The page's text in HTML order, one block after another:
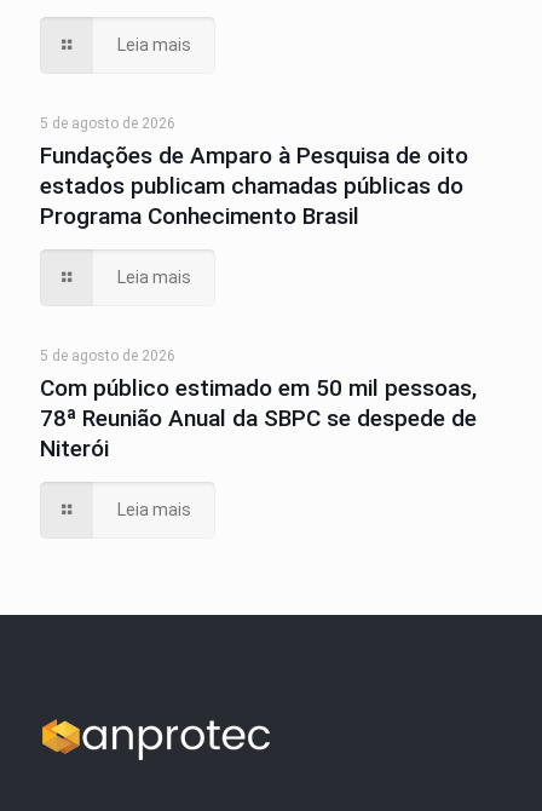
Leia mais
5 de agosto de 2026
Fundações de Amparo à Pesquisa de oito
estados publicam chamadas públicas do
Programa Conhecimento Brasil
Leia mais
5 de agosto de 2026
Com público estimado em 50 mil pessoas,
78ª Reunião Anual da SBPC se despede de
Niterói
Leia mais